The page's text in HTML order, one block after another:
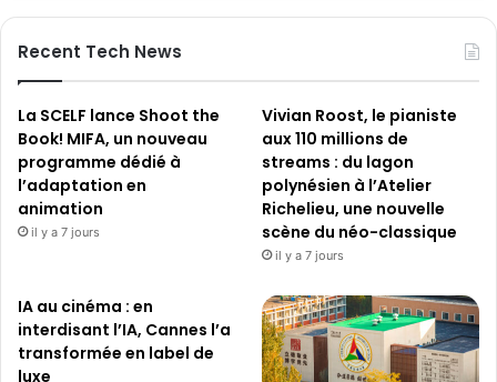
Recent Tech News
La SCELF lance Shoot the
Book! MIFA, un nouveau
programme dédié à
l’adaptation en
animation
il y a 7 jours
Vivian Roost, le pianiste
aux 110 millions de
streams : du lagon
polynésien à l’Atelier
Richelieu, une nouvelle
scène du néo-classique
il y a 7 jours
IA au cinéma : en
interdisant l’IA, Cannes l’a
transformée en label de
luxe